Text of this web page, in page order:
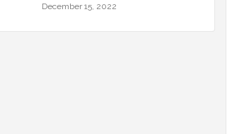
December 15, 2022